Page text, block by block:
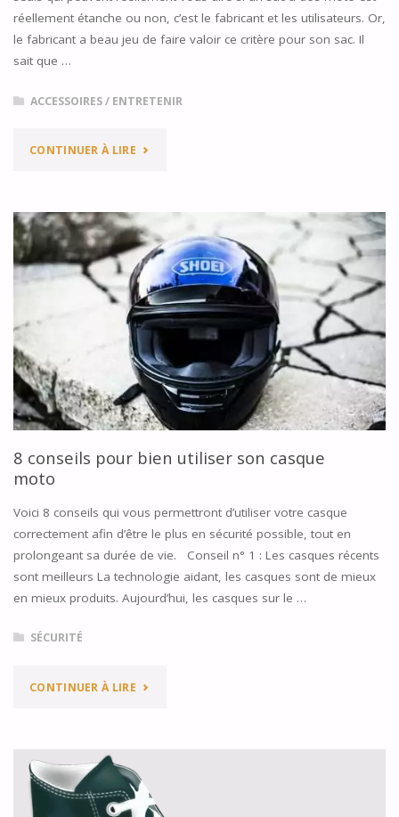
réellement étanche ou non, c’est le fabricant et les utilisateurs. Or,
le fabricant a beau jeu de faire valoir ce critère pour son sac. Il
sait que …
ACCESSOIRES/ ENTRETENIR
CONTINUER À LIRE"COMMENT
L’ÉTANCHÉITÉ
D’UN
SAC
À
DOS
MOTO
?"
8 conseils pour bien utiliser son casque
moto
Voici 8 conseils qui vous permettront d’utiliser votre casque
correctement afin d’être le plus en sécurité possible, tout en
prolongeant sa durée de vie. Conseil n° 1 : Les casques récents
sont meilleurs La technologie aidant, les casques sont de mieux
en mieux produits. Aujourd’hui, les casques sur le …
SÉCURITÉ
CONTINUER À LIRE"8
BIEN